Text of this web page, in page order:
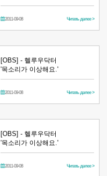
2011-09-08 Читать далее >
[OBS] - 헬루우닥터
'목소리가 이상해요.'
2011-09-08 Читать далее >
[OBS] - 헬루우닥터
'목소리가 이상해요.'
2011-09-08 Читать далее >